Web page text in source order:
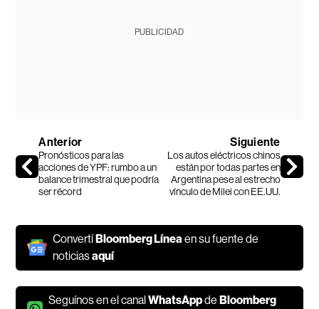
PUBLICIDAD
Anterior
Pronósticos para las
acciones de YPF: rumbo a un
balance trimestral que podría
ser récord
Siguiente
Los autos eléctricos chinos
están por todas partes en
Argentina pese al estrecho
vínculo de Milei con EE.UU.
ConvertíBloomberg Líneaen su fuente de
noticiasaquí
Seguínos en el canalWhatsAppdeBloomberg